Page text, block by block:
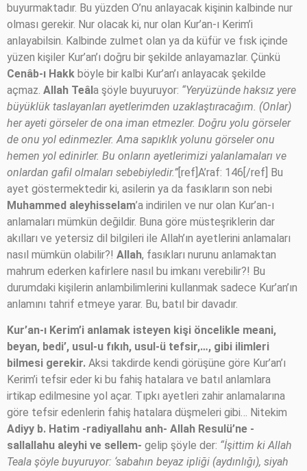
buyurmaktadır. Bu yüzden O’nu anlayacak kişinin kalbinde nur
olması gerekir. Nur olacak ki, nur olan Kur’an-ı Kerim’i
anlayabilsin. Kalbinde zulmet olan ya da küfür ve fısk içinde
yüzen kişiler Kur’an’ı doğru bir şekilde anlayamazlar. Çünkü
Cenâb-ı Hakk böyle bir kalbi Kur’an’ı anlayacak şekilde
açmaz. Allah Teâla şöyle buyuruyor: “Yeryüzünde haksız yere
büyüklük taslayanları ayetlerimden uzaklaştıracağım. (Onlar)
her ayeti görseler de ona iman etmezler. Doğru yolu görseler
de onu yol edinmezler. Ama sapıklık yolunu görseler onu
hemen yol edinirler. Bu onların ayetlerimizi yalanlamaları ve
onlardan gafil olmaları sebebiyledir.” [ref]A’raf: 146[/ref] Bu
ayet göstermektedir ki, asilerin ya da fasıkların son nebi
Muhammed aleyhisselam’a indirilen ve nur olan Kur’an-ı
anlamaları mümkün değildir. Buna göre müsteşriklerin dar
akılları ve yetersiz dil bilgileri ile Allah’ın ayetlerini anlamaları
nasıl mümkün olabilir?! Allah, fasıkları nurunu anlamaktan
mahrum ederken kafirlere nasıl bu imkanı verebilir?! Bu
durumdaki kişilerin anlambilimlerini kullanmak sadece Kur’an’ın
anlamını tahrif etmeye yarar. Bu, batıl bir davadır.
Kur’an-ı Kerim’i anlamak isteyen kişi öncelikle meani,
beyan, bedi’, usul-u fıkıh, usul-ü tefsir,…, gibi ilimleri
bilmesi gerekir. Aksi takdirde kendi görüşüne göre Kur’an’ı
Kerim’i tefsir eder ki bu fahiş hatalara ve batıl anlamlara
irtikap edilmesine yol açar. Tıpkı ayetleri zahir anlamalarına
göre tefsir edenlerin fahiş hatalara düşmeleri gibi… Nitekim
Adiyy b. Hatim -radiyallahu anh- Allah Resulü’ne -
sallallahu aleyhi ve sellem- gelip şöyle der: “İşittim ki Allah
Teala şöyle buyuruyor: ‘sabahın beyaz ipliği (aydınlığı), siyah